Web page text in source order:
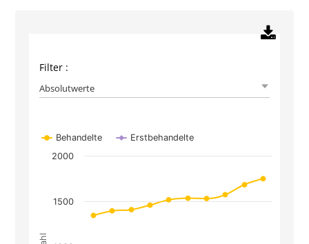
Filter :
Absolutwerte
Chart
Line chart with 2 lines.
The chart has 1 Y axis displaying Anzahl. Data
Behandelte Erstbehandelte
1500
2000